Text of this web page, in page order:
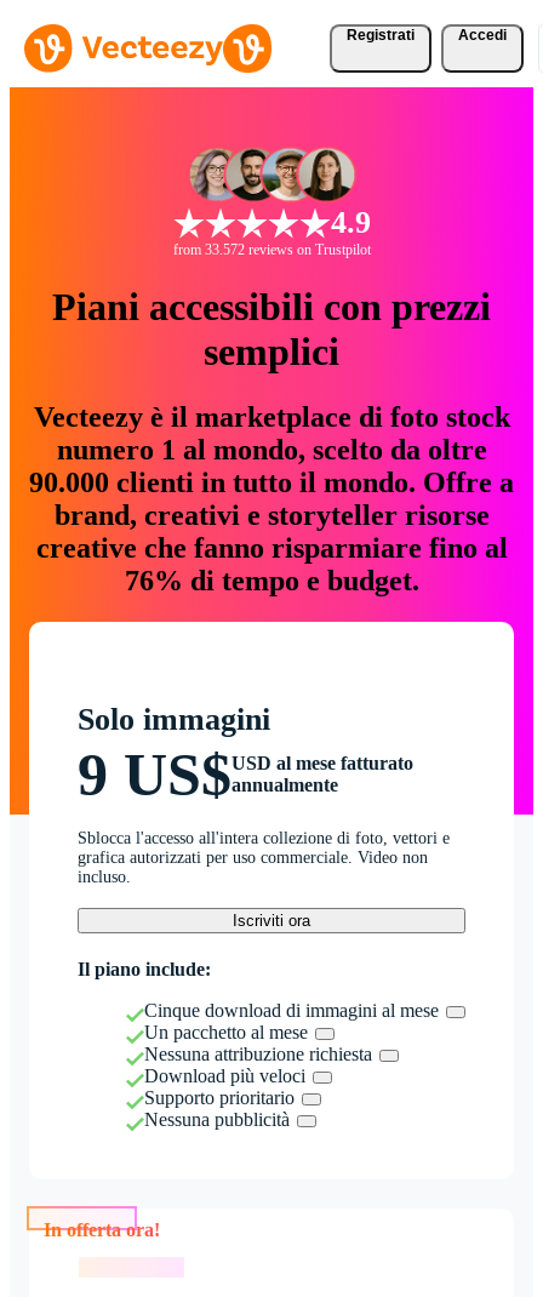
Registrati Accedi
4.9
from 33.572 reviews on Trustpilot
Piani accessibili con prezzi
semplici
Vecteezy è il marketplace di foto stock
numero 1 al mondo, scelto da oltre
90.000 clienti in tutto il mondo. Offre a
brand, creativi e storyteller risorse
creative che fanno risparmiare fino al
76% di tempo e budget.
Solo immagini
9 US$USD al mese fatturato
annualmente
Sblocca l'accesso all'intera collezione di foto, vettori e
grafica autorizzati per uso commerciale. Video non
incluso.
Iscriviti ora
Il piano include:
Cinque download di immagini al mese
Un pacchetto al mese
Nessuna attribuzione richiesta
Download più veloci
Supporto prioritario
Nessuna pubblicità